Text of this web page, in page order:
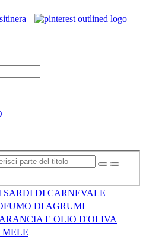
DI CARNEVALE
DI AGRUMI
E OLIO D'OLIVA
MELE